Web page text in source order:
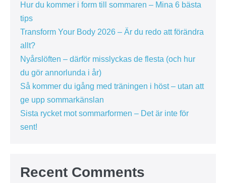
Hur du kommer i form till sommaren – Mina 6 bästa
tips
Transform Your Body 2026 – Är du redo att förändra
allt?
Nyårslöften – därför misslyckas de flesta (och hur
du gör annorlunda i år)
Så kommer du igång med träningen i höst – utan att
ge upp sommarkänslan
Sista rycket mot sommarformen – Det är inte för
sent!
Recent Comments